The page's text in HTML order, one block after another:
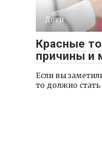
Дети
Красные
причины и
Если вы
то должно